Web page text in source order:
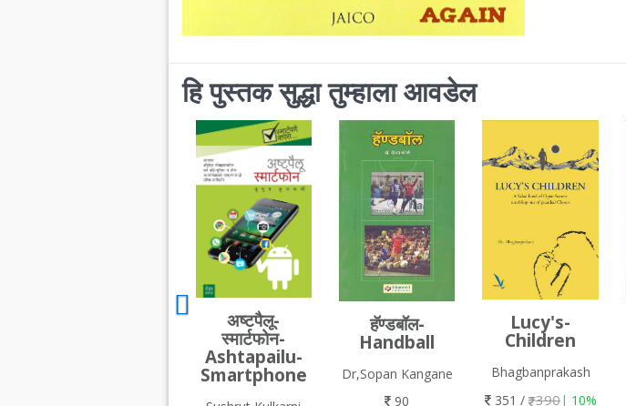
हि पुस्तक सुद्धा तुम्हाला आवडेल
अष्टपैलू-
स्मार्टफोन-
Ashtapailu-
Smartphone
हॅण्डबॉल-
Handball
Dr,Sopan Kangane
90
Lucy's-
Children
Bhagbanprakash
351 /
390| 10%